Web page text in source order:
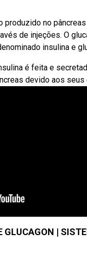
produzido no
de injeções. O
insulina e
é feita e
devido aos
GLUCAGON |